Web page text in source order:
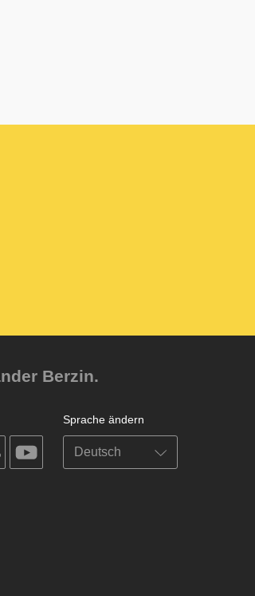
Berzin.
Sprache ändern
on
soundcloudyoutube